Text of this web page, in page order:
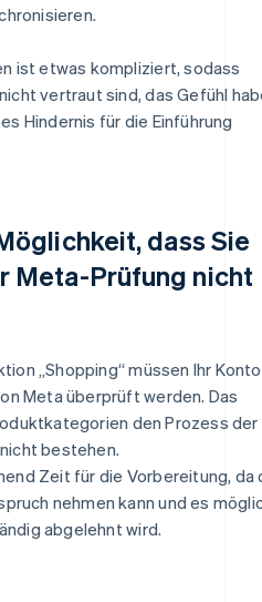
ist etwas kompliziert, sodass
vertraut sind, das Gefühl
Hindernis für die Einführung
dass Sie
Meta-Prüfung nicht
„Shopping“ müssen Ihr Konto
Meta überprüft werden. Das
den Prozess der
bestehen.
Zeit für die Vorbereitung, da
nehmen kann und es
abgelehnt wird.